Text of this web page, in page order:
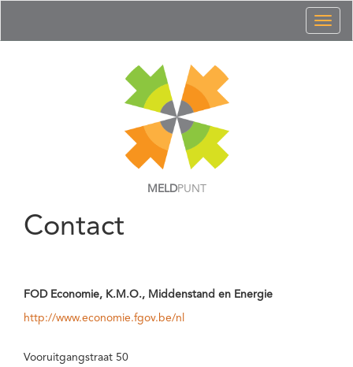
MELDPUNT
Contact
FOD Economie, K.M.O., Middenstand en Energie
http://www.economie.fgov.be/nl
Vooruitgangstraat 50